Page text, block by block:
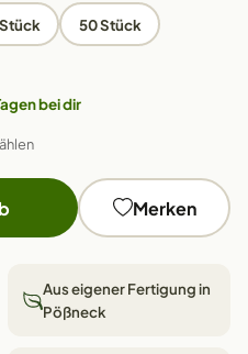
50 Stück
bei dir
Merken
Aus eigener Fertigung in
Pößneck